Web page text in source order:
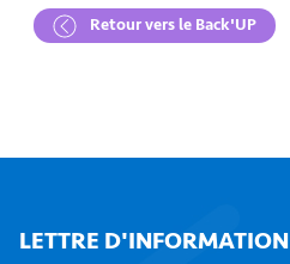
Retour vers le Back'UP
LETTRE D'INFORMATION